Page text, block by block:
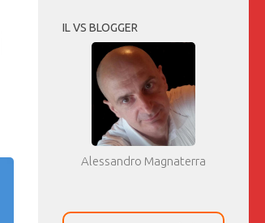
IL VS BLOGGER
Alessandro Magnaterra